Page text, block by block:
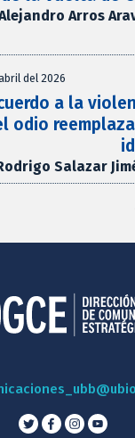
Arros
del 2026
a la
odio
Salazar